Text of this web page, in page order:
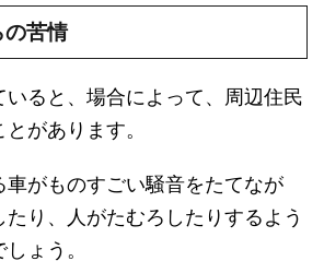
の苦情
いると、場合によって、周辺住民
があります。
車がものすごい騒音をたてなが
たり、人がたむろしたりするよう
ょう。